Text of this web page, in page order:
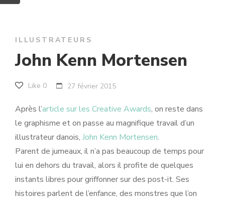
ILLUSTRATEURS
John Kenn Mortensen
Like 0 27 février 2015
Après l’article sur les Creative Awards, on reste dans
le graphisme et on passe au magnifique travail d’un
illustrateur danois, John Kenn Mortensen.
Parent de jumeaux, il n’a pas beaucoup de temps pour
lui en dehors du travail, alors il profite de quelques
instants libres pour griffonner sur des post-it. Ses
histoires parlent de l’enfance, des monstres que l’on